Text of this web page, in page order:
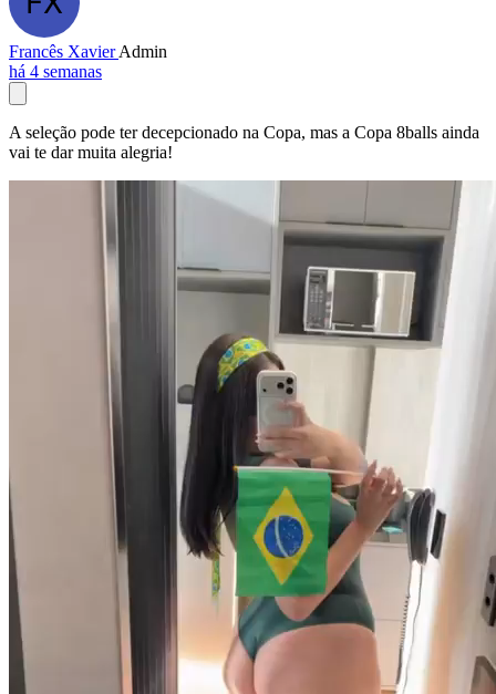
Francês XavierAdmin
há 4 semanas
A seleção pode ter decepcionado na Copa, mas a Copa 8balls ainda
vai te dar muita alegria!